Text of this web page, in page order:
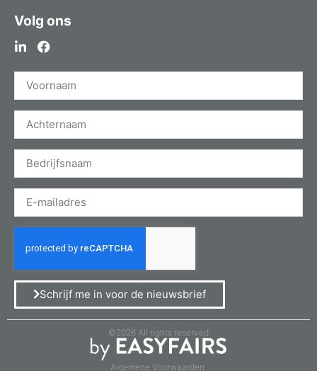
Volg ons
Schrijf me in voor de nieuwsbrief
©2026 All rights reserved
Algemene Voorwaarden